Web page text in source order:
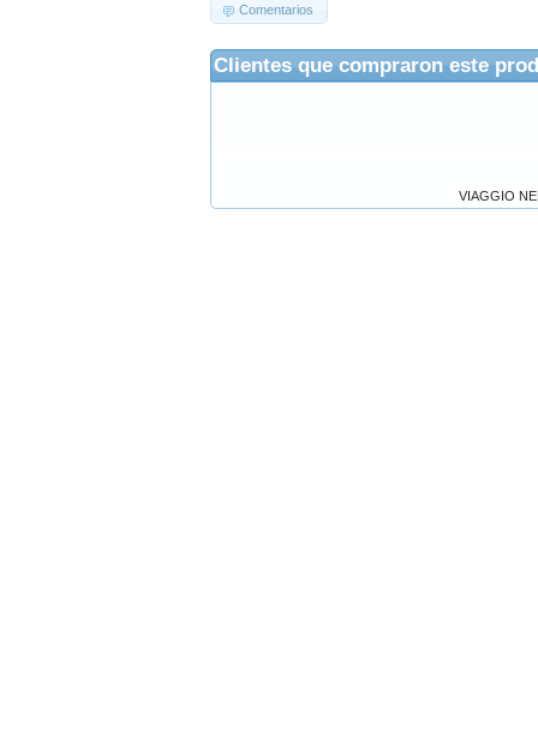
Comentarios
Clientes que compraron este
VIAGGIO